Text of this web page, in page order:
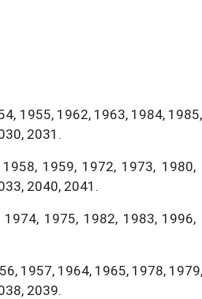
1955, 1962, 1963, 1984,
2031.
1959, 1972, 1973, 1980,
2040, 2041.
1975, 1982, 1983, 1996,
1957, 1964, 1965, 1978,
2039.